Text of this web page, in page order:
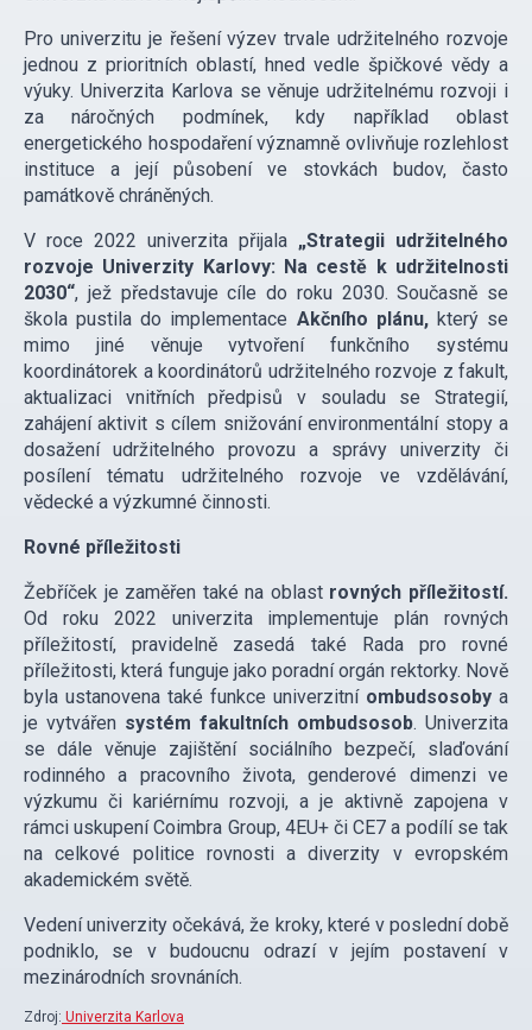
Pro univerzitu je řešení výzev trvale udržitelného rozvoje
jednou z prioritních oblastí, hned vedle špičkové vědy a
výuky. Univerzita Karlova se věnuje udržitelnému rozvoji i
za náročných podmínek, kdy například oblast
energetického hospodaření významně ovlivňuje rozlehlost
instituce a její působení ve stovkách budov, často
památkově chráněných.
V roce 2022 univerzita přijala „Strategii udržitelného
rozvoje Univerzity Karlovy: Na cestě k udržitelnosti
2030“, jež představuje cíle do roku 2030. Současně se
škola pustila do implementace Akčního plánu, který se
mimo jiné věnuje vytvoření funkčního systému
koordinátorek a koordinátorů udržitelného rozvoje z fakult,
aktualizaci vnitřních předpisů v souladu se Strategií,
zahájení aktivit s cílem snižování environmentální stopy a
dosažení udržitelného provozu a správy univerzity či
posílení tématu udržitelného rozvoje ve vzdělávání,
vědecké a výzkumné činnosti.
Rovné příležitosti
Žebříček je zaměřen také na oblastrovných příležitostí.
Od roku 2022 univerzita implementuje plán rovných
příležitostí, pravidelně zasedá také Rada pro rovné
příležitosti, která funguje jako poradní orgán rektorky. Nově
byla ustanovena také funkce univerzitníombudsosoby a
je vytvářen systém fakultních ombudsosob. Univerzita
se dále věnuje zajištění sociálního bezpečí, slaďování
rodinného a pracovního života, genderové dimenzi ve
výzkumu či kariérnímu rozvoji, a je aktivně zapojena v
rámci uskupení Coimbra Group, 4EU+ či CE7 a podílí se tak
na celkové politice rovnosti a diverzity v evropském
akademickém světě.
Vedení univerzity očekává, že kroky, které v poslední době
podniklo, se v budoucnu odrazí v jejím postavení v
mezinárodních srovnáních.
Zdroj: Univerzita Karlova